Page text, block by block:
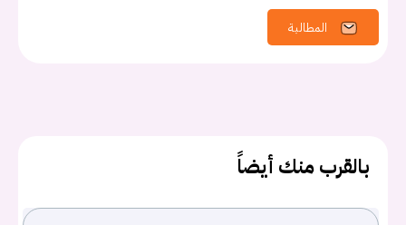
يجب عليك تسجيل الدخول حتى يمكنك طرح سؤال.
كلمه السر
المطالبة
بالقرب منك أيضاً